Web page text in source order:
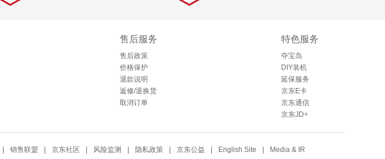
售后服务
售后政策
价格保护
退款说明
返修/退换货
取消订单
特色服务
夺宝岛
DIY装机
延保服务
京东E卡
京东通信
京东JD+
销售联盟 京东社区 风险监测 隐私政策 京东公益 English Site Media & IR